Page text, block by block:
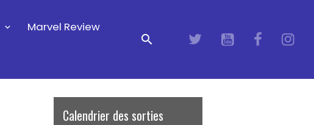
Marvel Review
Calendrier des sorties